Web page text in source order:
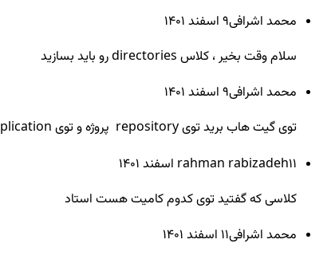
محمد اشرافی9 اسفند ۱۴۰۱
سلام وقت بخیر ، کلاس directories رو باید بسازید
محمد اشرافی9 اسفند ۱۴۰۱
توی گیت هاب برید توی repository پروژه و توی common.application کلاسش رو کپی کنید ، یا آدرس ftp رو مستقیم وارد کنید
rahman rabizadeh11 اسفند ۱۴۰۱
کلاسی که گفتید توی کدوم کامیت هست استاد
محمد اشرافی11 اسفند ۱۴۰۱